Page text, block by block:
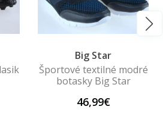
Big Star
Športové textilné modré
botasky Big Star
46,99€